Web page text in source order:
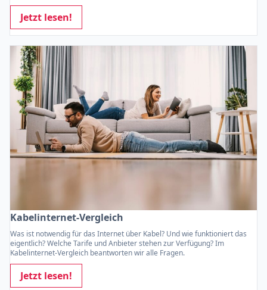
Jetzt lesen!
Kabelinternet-Vergleich
Was ist notwendig für das Internet über Kabel? Und wie funktioniert das
eigentlich? Welche Tarife und Anbieter stehen zur Verfügung? Im
Kabelinternet-Vergleich beantworten wir alle Fragen.
Jetzt lesen!